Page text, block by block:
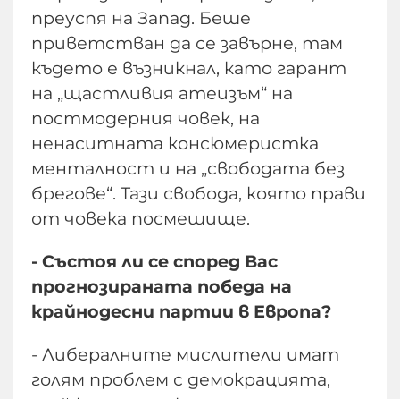
преуспя на Запад. Беше
приветстван да се завърне, там
където е възникнал, като гарант
на „щастливия атеизъм“ на
постмодерния човек, на
ненаситната консюмеристка
менталност и на „свободата без
брегове“. Тази свобода, която прави
от човека посмешище.
- Състоя ли се според Вас
прогнозираната победа на
крайнодесни партии в Европа?
- Либералните мислители имат
голям проблем с демокрацията,